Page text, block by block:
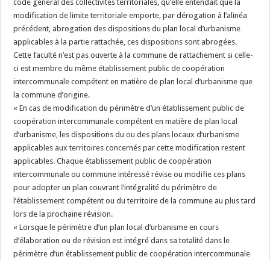
code général des collectivités territoriales, qu’elle entendait que la
modification de limite territoriale emporte, par dérogation à l’alinéa
précédent, abrogation des dispositions du plan local d’urbanisme
applicables à la partie rattachée, ces dispositions sont abrogées.
Cette faculté n’est pas ouverte à la commune de rattachement si celle-
ci est membre du même établissement public de coopération
intercommunale compétent en matière de plan local d’urbanisme que
la commune d’origine.
« En cas de modification du périmètre d’un établissement public de
coopération intercommunale compétent en matière de plan local
d’urbanisme, les dispositions du ou des plans locaux d’urbanisme
applicables aux territoires concernés par cette modification restent
applicables. Chaque établissement public de coopération
intercommunale ou commune intéressé révise ou modifie ces plans
pour adopter un plan couvrant l’intégralité du périmètre de
l’établissement compétent ou du territoire de la commune au plus tard
lors de la prochaine révision.
« Lorsque le périmètre d’un plan local d’urbanisme en cours
d’élaboration ou de révision est intégré dans sa totalité dans le
périmètre d’un établissement public de coopération intercommunale